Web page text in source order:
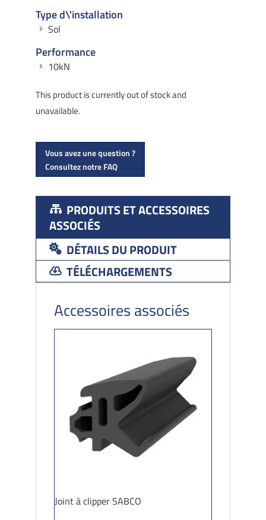
Type d\'installation
Sol
Performance
10kN
This product is currently out of stock and
unavailable.
Vous avez une question ?
Consultez notre FAQ
PRODUITS ET ACCESSOIRES
ASSOCIÉS
DÉTAILS DU PRODUIT
TÉLÉCHARGEMENTS
Accessoires associés
Joint à clipper SABCO